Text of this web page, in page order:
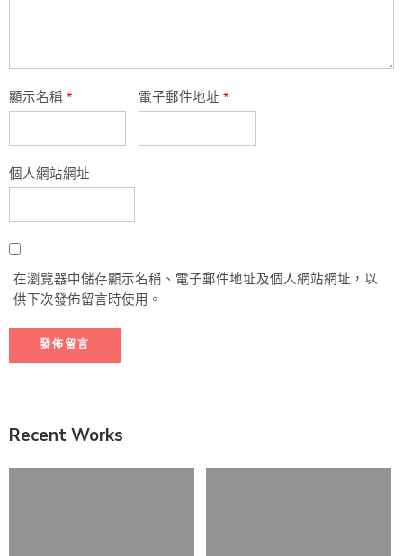
顯示名稱 * 電子郵件地址*
個人網站網址
在瀏覽器中儲存顯示名稱、電子郵件地址及個人網站網址，以
供下次發佈留言時使用。
Recent Works